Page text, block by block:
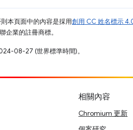
本頁面中的內容是採用創用 CC 姓名標示
企業的註冊商標。
08-27 (世界標準時間)。
相關內容
Chromium 更新